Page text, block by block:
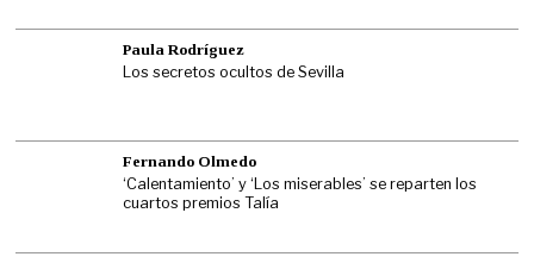
Paula Rodríguez
Los secretos ocultos de Sevilla
Fernando Olmedo
‘Calentamiento’ y ‘Los miserables’ se reparten los
cuartos premios Talía